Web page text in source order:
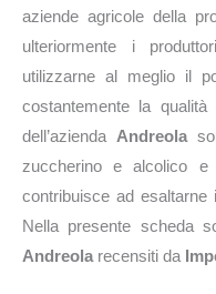
aziende agricole della
ulteriormente i
utilizzarne al meglio il
costantemente la
dell’aziendaAndreola
zuccherino e alcolico
contribuisce ad
Nella presente scheda
Andreola recensiti da